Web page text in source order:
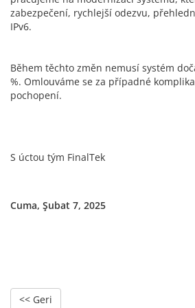
zabezpečení, rychlejší odezvu,
IPv6.
Během těchto změn nemusí systém
%. Omlouváme se za případné
pochopení.
S úctou tým FinalTek
Cuma, Şubat 7, 2025
<< Geri